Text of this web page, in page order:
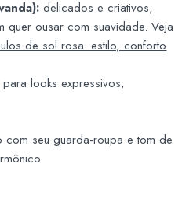
delicados e criativos,
quer ousar com suavidade. Veja
de sol rosa: estilo, conforto
para looks expressivos,
seu guarda-roupa e tom de